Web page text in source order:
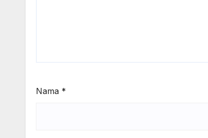
Nama *